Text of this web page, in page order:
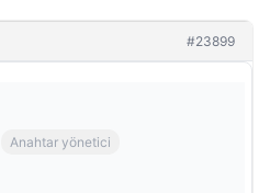
#23899
Anahtar yönetici